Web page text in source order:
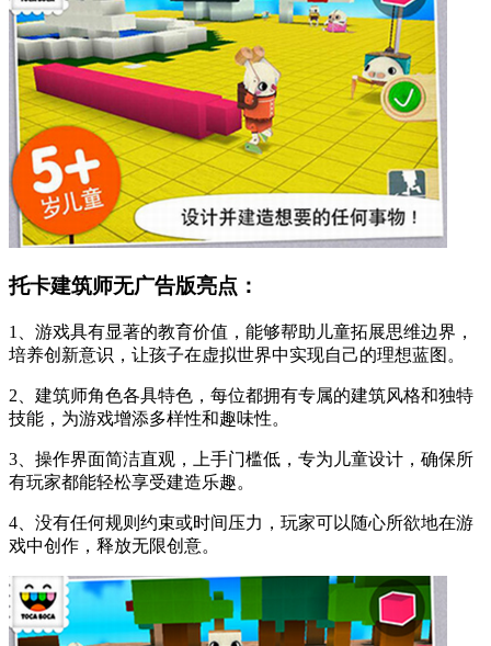
托卡建筑师无广告版亮点：
1、游戏具有显著的教育价值，能够帮助儿童拓展思维边界，
培养创新意识，让孩子在虚拟世界中实现自己的理想蓝图。
2、建筑师角色各具特色，每位都拥有专属的建筑风格和独特
技能，为游戏增添多样性和趣味性。
3、操作界面简洁直观，上手门槛低，专为儿童设计，确保所
有玩家都能轻松享受建造乐趣。
4、没有任何规则约束或时间压力，玩家可以随心所欲地在游
戏中创作，释放无限创意。